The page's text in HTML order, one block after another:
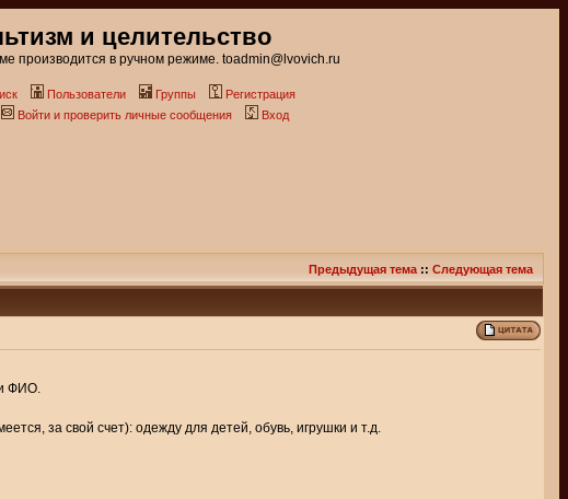
и целительство
производится в ручном режиме. toadmin@lvovich.ru
Пользователи Группы
Регистрация
Войти и проверить личные сообщения Вход
Предыдущая тема :: Следующая тема
ФИО.
за свой счет): одежду для детей, обувь, игрушки и т.д.